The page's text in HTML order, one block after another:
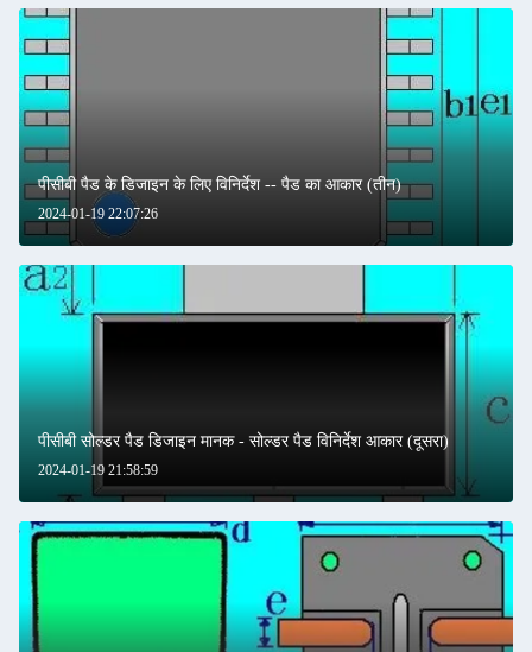
2024-01-19 22:07:26
पीसीबी पैड के डिजाइन के लिए विनिर्देश -- पैड का आकार (तीन)
2024-01-19 21:58:59
पीसीबी सोल्डर पैड डिजाइन मानक - सोल्डर पैड विनिर्देश आकार (दूसरा)